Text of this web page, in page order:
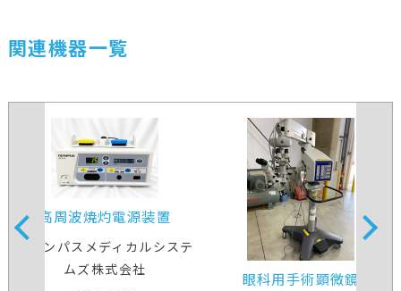
関連機器一覧
高周波焼灼電源装置
オリンパスメディカルシステ
ムズ株式会社
眼科用手術顕微鏡